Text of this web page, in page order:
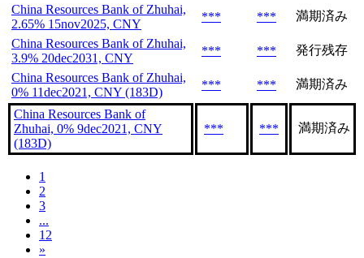
China Resources Bank of Zhuhai,
2.65% 15nov2025, CNY
*** ***
満期済み
China Resources Bank of Zhuhai,
3.9% 20dec2031, CNY
*** ***
発行残存
China Resources Bank of Zhuhai,
0% 11dec2021, CNY (183D)
*** *** 満期済み
China Resources Bank of
Zhuhai, 0% 9dec2021, CNY
(183D)
*** *** 満期済み
1
2
3
...
12
»